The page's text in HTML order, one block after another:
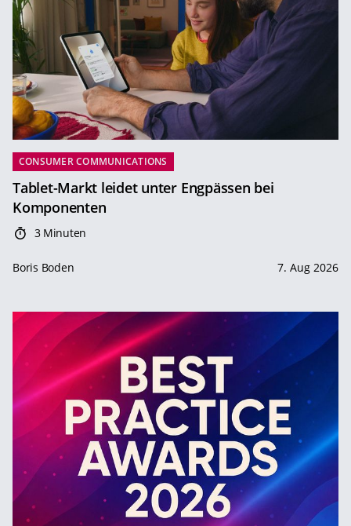
CONSUMER COMMUNICATIONS
Tablet-Markt leidet unter Engpässen bei
Komponenten
3 Minuten
Boris Boden 7. Aug 2026